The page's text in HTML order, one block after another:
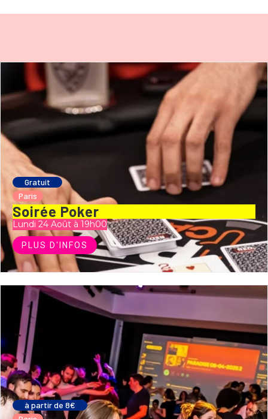
Gratuit
Paris
Soirée Poker
Lundi 24 Août à 19h00
PLUS D'INFOS
à partir de 8€